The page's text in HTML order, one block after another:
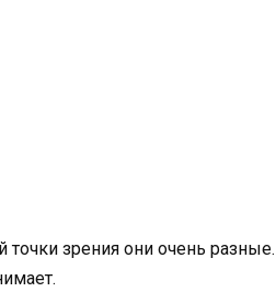
точки зрения они очень